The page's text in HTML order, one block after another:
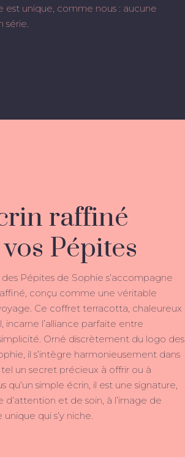
est unique, comme nous : aucune
série.
raffiné
Pépites
Pépites de Sophie s’accompagne
conçu comme une véritable
Ce coffret terracotta, chaleureux
incarne l’alliance parfaite entre
Orné discrètement du logo des
il s’intègre harmonieusement dans
un secret précieux à offrir ou à
qu’un simple écrin, il est une signature,
d’attention et de soin, à l’image de
qui s’y niche.